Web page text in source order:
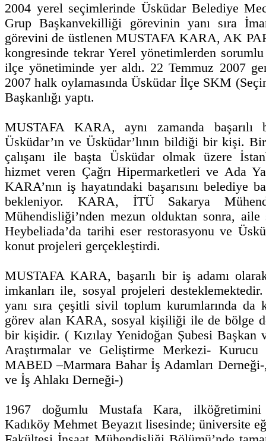
2004 yerel seçimlerinde Üsküdar Belediye
Grup Başkanvekilliği görevinin yanı sıra
görevini de üstlenen MUSTAFA KARA, AK
kongresinde tekrar Yerel yönetimlerden sorumlu
ilçe yönetiminde yer aldı. 22 Temmuz 2007
2007 halk oylamasında Üsküdar İlçe SKM
Başkanlığı yaptı.
MUSTAFA KARA, aynı zamanda
Üsküdar’ın ve Üsküdar’lının bildiği bir kişi.
çalışanı ile başta Üsküdar olmak üzere
hizmet veren Çağrı Hipermarketleri ve Ada
KARA’nın iş hayatındaki başarısını belediye
bekleniyor. KARA, İTÜ Sakarya
Mühendisliği’nden mezun olduktan sonra,
Heybeliada’da tarihi eser restorasyonu ve
konut projeleri gerçekleştirdi.
MUSTAFA KARA, başarılı bir iş adamı
imkanları ile, sosyal projeleri
yanı sıra çeşitli sivil toplum kurumlarında da
görev alan KARA, sosyal kişiliği ile de bölge
bir kişidir. ( Kızılay Yenidoğan Şubesi
Araştırmalar ve Geliştirme Merkezi- Kurucu
MABED –Marmara Bahar İş Adamları
ve İş Ahlakı Derneği-)
1967 doğumlu Mustafa Kara, ilköğretimini
Kadıköy Mehmet Beyazıt lisesinde; üniversite